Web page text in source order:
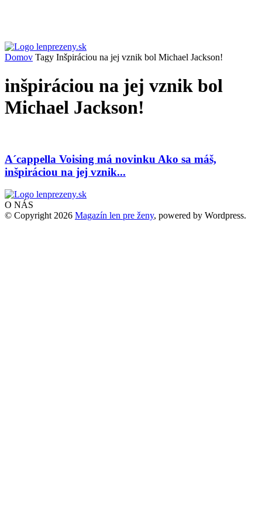
Domov Tagy Inšpiráciou na jej vznik bol Michael Jackson!
inšpiráciou na jej vznik bol
Michael Jackson!
A´cappella Voising má novinku Ako sa máš,
inšpiráciou na jej vznik...
O NÁS
© Copyright 2026 Magazín len pre ženy, powered by Wordpress.